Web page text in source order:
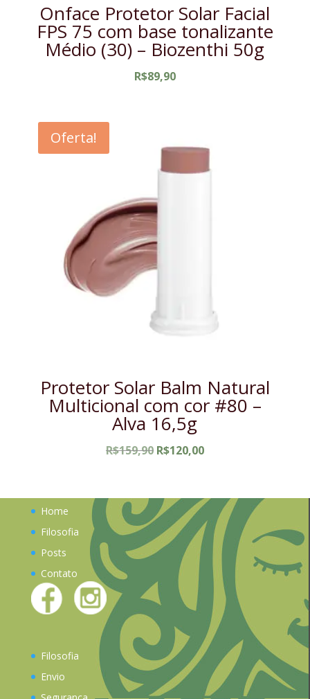
Onface Protetor Solar Facial
FPS 75 com base tonalizante
Médio (30) – Biozenthi 50g
R$89,90
Oferta!
Protetor Solar Balm Natural
Multicional com cor #80 –
Alva 16,5g
R$159,90 O
era:
R$159,90.
R$120,00O
é:
R$120,00.
Home
Filosofia
Posts
Contato
Filosofia
Envio